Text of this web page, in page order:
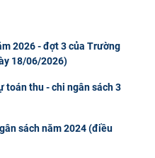
2026 - đợt 3 của Trường
18/06/2026)
toán thu - chi ngân sách 3
sách năm 2024 (điều